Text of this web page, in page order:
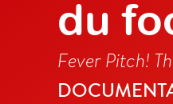
du
Fever Pitch!